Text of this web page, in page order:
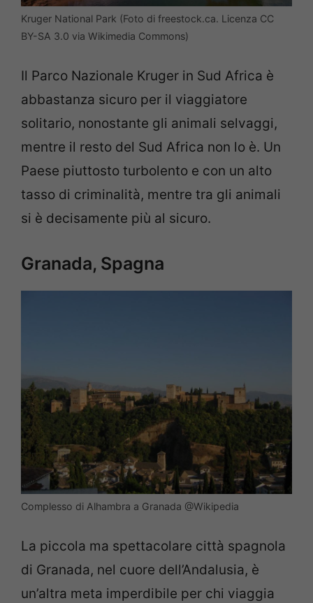
Kruger National Park (Foto di freestock.ca. Licenza CC
BY-SA 3.0 via Wikimedia Commons)
Il Parco Nazionale Kruger in Sud Africa è
abbastanza sicuro per il viaggiatore
solitario, nonostante gli animali selvaggi,
mentre il resto del Sud Africa non lo è. Un
Paese piuttosto turbolento e con un alto
tasso di criminalità, mentre tra gli animali
si è decisamente più al sicuro.
Granada, Spagna
Complesso di Alhambra a Granada @Wikipedia
La piccola ma spettacolare città spagnola
di Granada, nel cuore dell’Andalusia, è
un’altra meta imperdibile per chi viaggia